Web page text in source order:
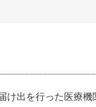
出を行った医療機